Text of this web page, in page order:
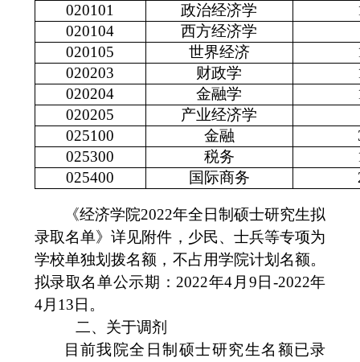
020101
政治经济学
020104
西方经济学
020105
世界经济
020203
财政学
020204
金融学
020205
产业经济学
025100
金融
025300
税务
025400
国际商务
《经济学院2022年全日制硕士研究生拟
录取名单》详见附件，少民、士兵等专项为
学校单独划拨名额，不占用学院计划名额。
拟录取名单公示期： 2022年4月 9日-2022年
4月 13日。
二、 关于调剂
目前我院全日制 硕士研究生名额已录